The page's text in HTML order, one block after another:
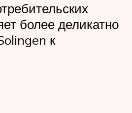
более деликатно
к